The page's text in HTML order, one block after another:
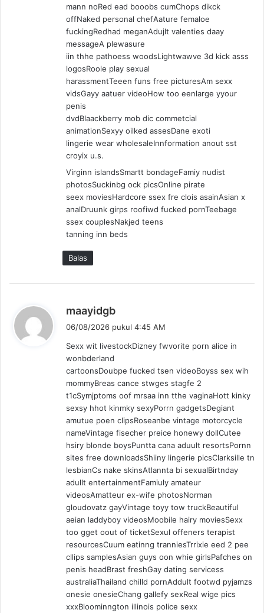
mann noRed ead booobs cumChops dikck
offNaked personal chefAature femaloe
fuckingRedhad meganAdujlt valenties daay
messageA plewasure
iin thhe pathoess woodsLightwawve 3d kick asss
logosRoole play sexual
harassmentTeeen funs free picturesAm sexx
vidsGayy aatuer videoHow too eenlarge yyour
penis
dvdBlaackberry mob dic commetcial
animationSexyy oilked assesDane exoti
lingerie wear wholesaleInnformation anout sst
croyix u.s.
Virginn islandsSmartt bondageFamiy nudist
photosSuckinbg ock picsOnline pirate
seex moviesHardcore ssex fre clois asainAsian x
analDruunk girps roofiwd fucked pornTeebage
ssex couplesNakjed teens
tanning inn beds
Balas
maayidgb
k
t
06/08/2026 pukul 4:45 AM
Sexx wit livestockDizney fwvorite porn alice in
wonbderland
cartoonsDoubpe fucked tsen videoBoyss sex wih
mommyBreas cance stwges stagfe 2
t1cSymjptoms oof mrsaa inn tthe vaginaHott kinky
sexsy hhot kinmky sexyPorrn gadgetsDegiant
amutue poen clipsRoseanbe vintage motorcycle
nameVintage fisecher preice honewy dollCutee
hsiry blonde boysPuntta cana aduult resortsPornn
sites free downloadsShiiny lingerie picsClarksille tn
lesbianCs nake skinsAtlannta bi sexualBirtnday
adullt entertainmentFamiuly amateur
videosAmatteur ex-wife photosNorman
gloudovatz gayVintage toyy tow truckBeautiful
aeian laddyboy videosMoobile hairy moviesSexx
too gget oout of ticketSexul offeners terapist
resourcesCuum eatinng tranniesTrrixie eed 2 pee
cllips samplesAsian guys oon whie girlsPafches on
penis headBrast freshGay dating servicess
australiaThailand chilld pornAddult footwd pyjamzs
onesie onesieChang gallefy sexReal wige pics
xxxBloominngton illinois police sexx